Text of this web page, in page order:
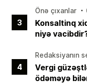
3
Önə çıxanlar
Konsaltinq
niyə
4
Redaksiyanın
Vergi
ödəməyə